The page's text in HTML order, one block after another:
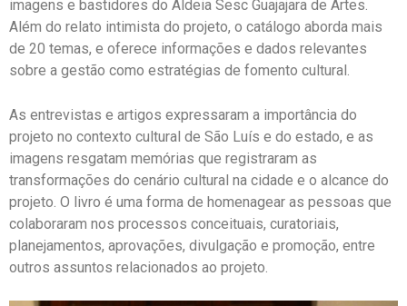
imagens e bastidores do Aldeia Sesc Guajajara de Artes.
Além do relato intimista do projeto, o catálogo aborda mais
de 20 temas, e oferece informações e dados relevantes
sobre a gestão como estratégias de fomento cultural.
As entrevistas e artigos expressaram a importância do
projeto no contexto cultural de São Luís e do estado, e as
imagens resgatam memórias que registraram as
transformações do cenário cultural na cidade e o alcance do
projeto. O livro é uma forma de homenagear as pessoas que
colaboraram nos processos conceituais, curatoriais,
planejamentos, aprovações, divulgação e promoção, entre
outros assuntos relacionados ao projeto.